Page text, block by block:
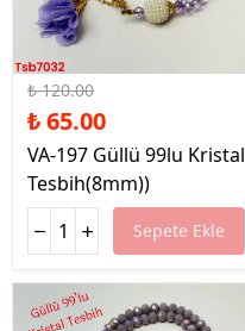
%46 İndirim
₺ 120.00
₺ 65.00
VA-197 Güllü 99lu Kristal
Tesbih(8mm))
Sepete Ekle